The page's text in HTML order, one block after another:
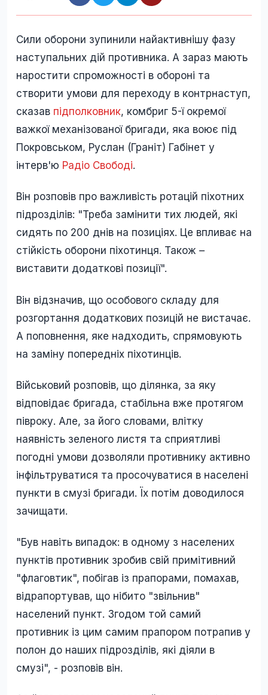
Сили оборони зупинили найактивнішу фазу
наступальних дій противника. А зараз мають
наростити спроможності в обороні та
створити умови для переходу в контрнаступ,
сказав підполковник, комбриг 5-ї окремої
важкої механізованої бригади, яка воює під
Покровськом, Руслан (Граніт) Габінет у
інтерв'ю Радіо Свободі.
Він розповів про важливість ротацій піхотних
підрозділів: "Треба замінити тих людей, які
сидять по 200 днів на позиціях. Це впливає на
стійкість оборони піхотинця. Також –
виставити додаткові позиції".
Він відзначив, що особового складу для
розгортання додаткових позицій не вистачає.
А поповнення, яке надходить, спрямовують
на заміну попередніх піхотинців.
Військовий розповів, що ділянка, за яку
відповідає бригада, стабільна вже протягом
півроку. Але, за його словами, влітку
наявність зеленого листя та сприятливі
погодні умови дозволяли противнику активно
інфільтруватися та просочуватися в населені
пункти в смузі бригади. Їх потім доводилося
зачищати.
"Був навіть випадок: в одному з населених
пунктів противник зробив свій примітивний
"флаговтик", побігав із прапорами, помахав,
відрапортував, що нібито "звільнив"
населений пункт. Згодом той самий
противник із цим самим прапором потрапив у
полон до наших підрозділів, які діяли в
смузі", - розповів він.